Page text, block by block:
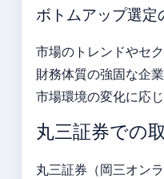
ボトムアップ選定
市場のトレンドやセ
財務体質の強固な企
市場環境の変化に応
丸三証券での
丸三証券（岡三オン